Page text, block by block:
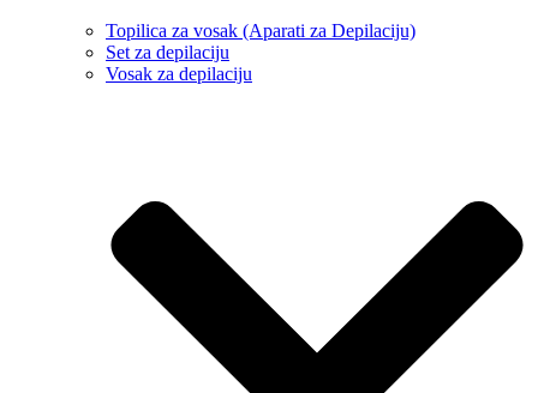
Topilica za vosak (Aparati za Depilaciju)
Set za depilaciju
Vosak za depilaciju